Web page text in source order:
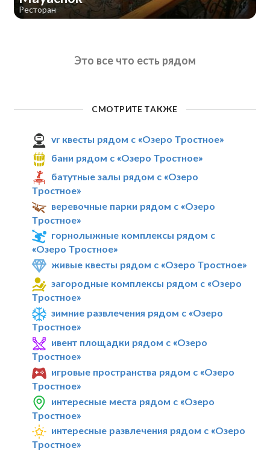
Ресторан
Это все что есть рядом
СМОТРИТЕ ТАКЖЕ
vr квесты рядом с «Озеро Тростное»
бани рядом с «Озеро Тростное»
батутные залы рядом с «Озеро
Тростное»
веревочные парки рядом с «Озеро
Тростное»
горнолыжные комплексы рядом с
«Озеро Тростное»
живые квесты рядом с «Озеро Тростное»
загородные комплексы рядом с «Озеро
Тростное»
зимние развлечения рядом с «Озеро
Тростное»
ивент площадки рядом с «Озеро
Тростное»
игровые пространства рядом с «Озеро
Тростное»
интересные места рядом с «Озеро
Тростное»
интересные развлечения рядом с «Озеро
Тростное»